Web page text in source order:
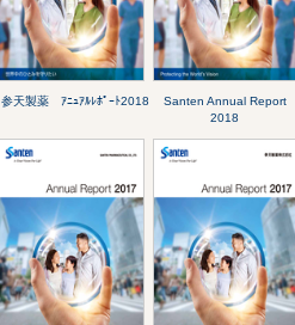
参天製薬 ｱﾆｭｱﾙﾚﾎﾟｰﾄ2018
Santen Annual Report
2018